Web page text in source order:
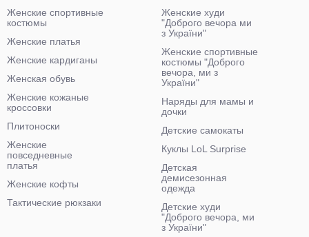
Женские спортивные
костюмы
Женские платья
Женские кардиганы
Женская обувь
Женские кожаные
кроссовки
Плитоноски
Женские
повседневные
платья
Женские кофты
Тактические рюкзаки
Женские худи
"Доброго вечора ми
з України"
Женские спортивные
костюмы "Доброго
вечора, ми з
України"
Наряды для мамы и
дочки
Детские самокаты
Куклы LoL Surprise
Детская
демисезонная
одежда
Детские худи
"Доброго вечора, ми
з України"